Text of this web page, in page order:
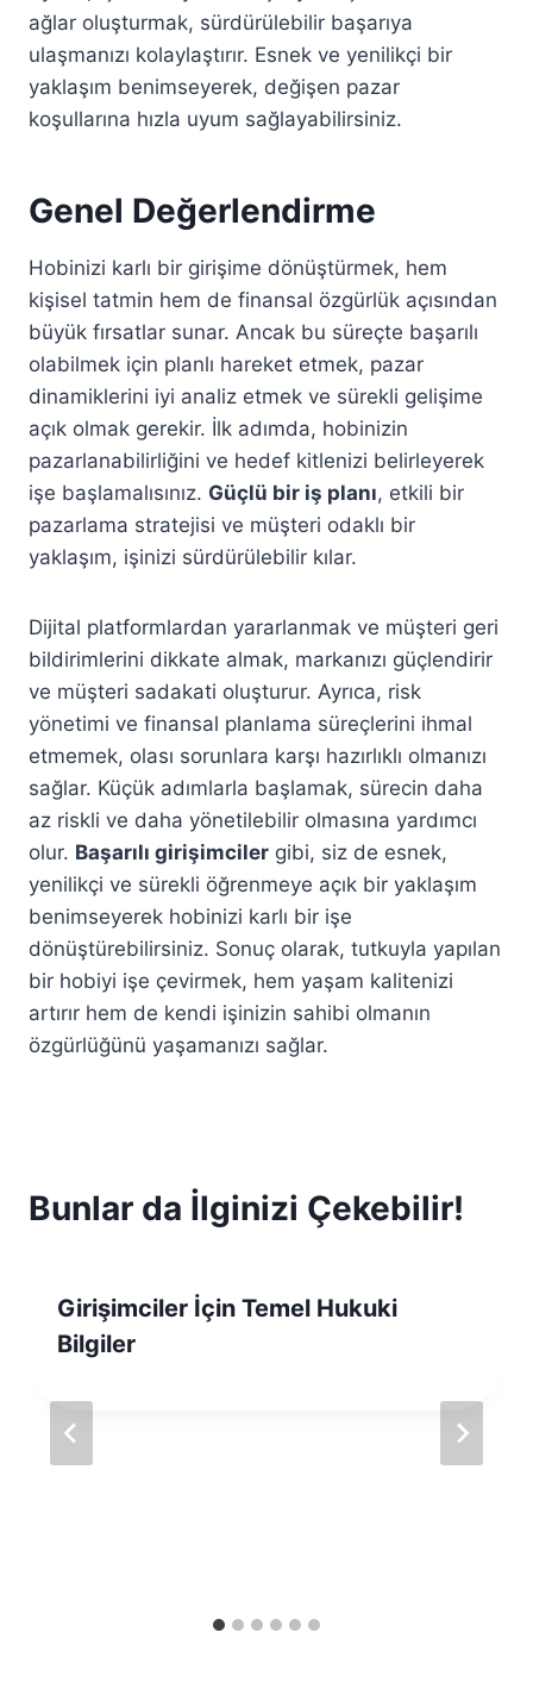
ağlar oluşturmak, sürdürülebilir başarıya
ulaşmanızı kolaylaştırır. Esnek ve yenilikçi bir
yaklaşım benimseyerek, değişen pazar
koşullarına hızla uyum sağlayabilirsiniz.
Genel Değerlendirme
Hobinizi karlı bir girişime dönüştürmek, hem
kişisel tatmin hem de finansal özgürlük açısından
büyük fırsatlar sunar. Ancak bu süreçte başarılı
olabilmek için planlı hareket etmek, pazar
dinamiklerini iyi analiz etmek ve sürekli gelişime
açık olmak gerekir. İlk adımda, hobinizin
pazarlanabilirliğini ve hedef kitlenizi belirleyerek
işe başlamalısınız. Güçlü bir iş planı, etkili bir
pazarlama stratejisi ve müşteri odaklı bir
yaklaşım, işinizi sürdürülebilir kılar.
Dijital platformlardan yararlanmak ve müşteri geri
bildirimlerini dikkate almak, markanızı güçlendirir
ve müşteri sadakati oluşturur. Ayrıca, risk
yönetimi ve finansal planlama süreçlerini ihmal
etmemek, olası sorunlara karşı hazırlıklı olmanızı
sağlar. Küçük adımlarla başlamak, sürecin daha
az riskli ve daha yönetilebilir olmasına yardımcı
olur. Başarılı girişimciler gibi, siz de esnek,
yenilikçi ve sürekli öğrenmeye açık bir yaklaşım
benimseyerek hobinizi karlı bir işe
dönüştürebilirsiniz. Sonuç olarak, tutkuyla yapılan
bir hobiyi işe çevirmek, hem yaşam kalitenizi
artırır hem de kendi işinizin sahibi olmanın
özgürlüğünü yaşamanızı sağlar.
Bunlar da İlginizi Çekebilir!
Girişimciler İçin Temel Hukuki
Bilgiler